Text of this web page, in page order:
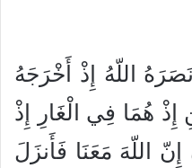
اللّهُ إِذْ أَخْرَجَهُ
إِذْ هُمَا فِي الْغَارِ إِذْ
اللّهَ مَعَنَا فَأَنزَلَ